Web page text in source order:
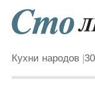
Кухни народов